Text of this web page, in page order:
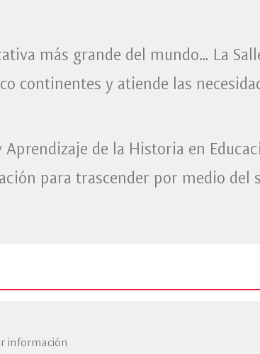
más grande del mundo… La
continentes y atiende las
Aprendizaje de la Historia en
para trascender por medio del
información